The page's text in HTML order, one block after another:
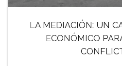
LA MEDIACIÓN: UN
ECONÓMICO